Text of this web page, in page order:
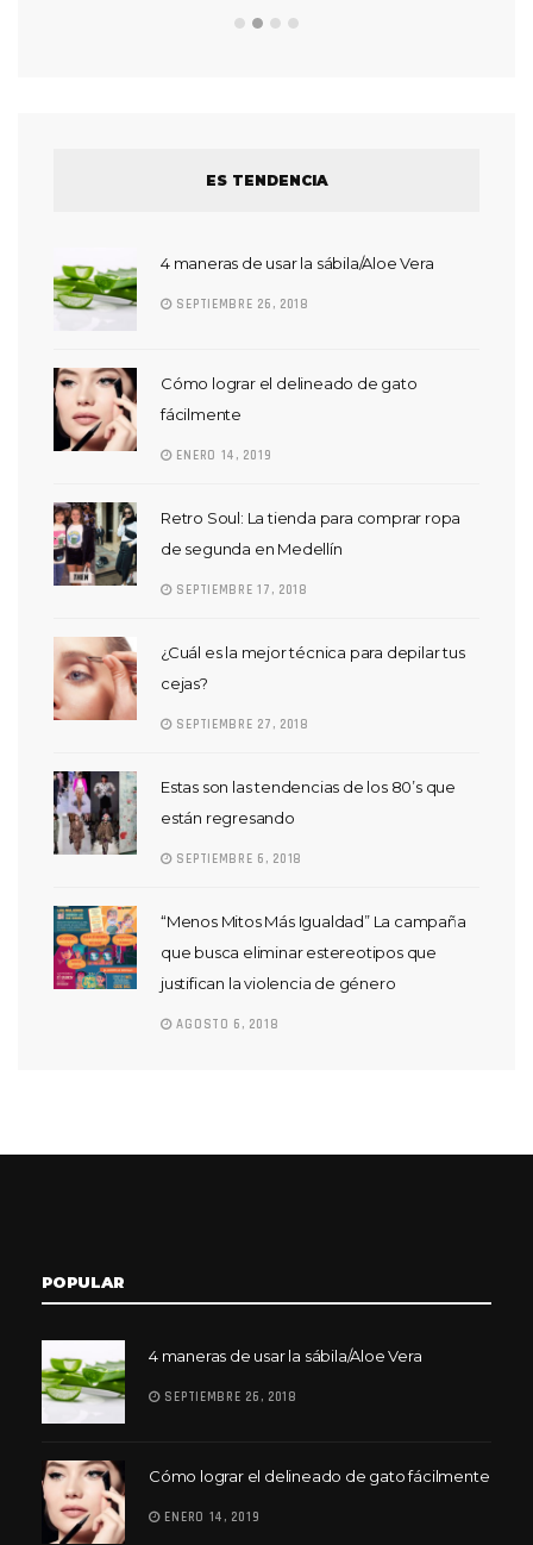
ES TENDENCIA
4 maneras de usar la sábila/Aloe Vera
SEPTIEMBRE 26, 2018
Cómo lograr el delineado de gato
fácilmente
ENERO 14, 2019
Retro Soul: La tienda para comprar ropa
de segunda en Medellín
SEPTIEMBRE 17, 2018
¿Cuál es la mejor técnica para depilar tus
cejas?
SEPTIEMBRE 27, 2018
Estas son las tendencias de los 80’s que
están regresando
SEPTIEMBRE 6, 2018
“Menos Mitos Más Igualdad” La campaña
que busca eliminar estereotipos que
justifican la violencia de género
AGOSTO 6, 2018
POPULAR
4 maneras de usar la sábila/Aloe Vera
SEPTIEMBRE 26, 2018
Cómo lograr el delineado de gato fácilmente
ENERO 14, 2019